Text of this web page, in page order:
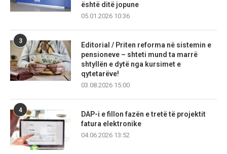
është ditë jopune
05.01.2026 10:36
3
Editorial / Priten reforma në sistemin e
pensioneve – shteti mund ta marrë
shtyllën e dytë nga kursimet e
qytetarëve!
03.08.2026 15:00
4
DAP-i e fillon fazën e tretë të projektit
fatura elektronike
04.06.2026 13:52